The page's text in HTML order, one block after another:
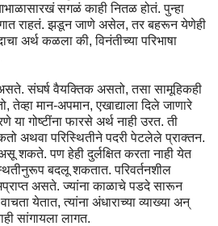
सगळं काही नितळ होतं. पुन्हा
राहतं. झडून जाणे असेल, तर बहरून येणेही
अर्थ कळला की, विनंतीच्या परिभाषा
संघर्ष वैयक्तिक असतो, तसा सामूहिकही
तेव्हा मान-अपमान, एखाद्याला दिले जाणारे
या गोष्टींना फारसे अर्थ नाही उरत. ती
अथवा परिस्थितीने पदरी पेटलेले प्राक्तन.
शकते. पण हेही दुर्लक्षित करता नाही येत
बदलू शकतात. परिवर्तनशील
असते. ज्यांना काळाचे पडदे सारून
येतात, त्यांना अंधाराच्या व्याख्या अन्
सांगायला लागत.